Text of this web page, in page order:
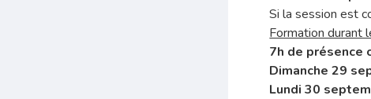
Si la session est
Formation durant
7h de présence
Dimanche 29
Lundi 30